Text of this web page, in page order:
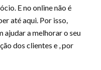
E no online não é
até aqui. Por isso,
ajudar a melhorar o seu
dos clientes e , por